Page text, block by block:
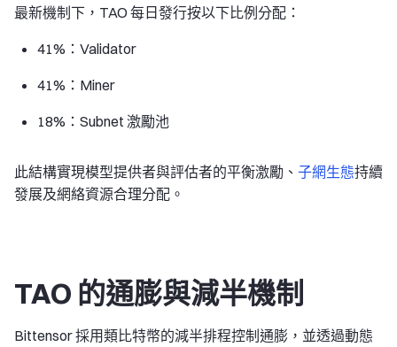
最新機制下，TAO 每日發行按以下比例分配：
41%：Validator
41%：Miner
18%：Subnet 激勵池
此結構實現模型提供者與評估者的平衡激勵、 子網生態持續
發展及網絡資源合理分配。
TAO 的通膨與減半機制
Bittensor 採用類比特幣的減半排程控制通膨，並透過動態